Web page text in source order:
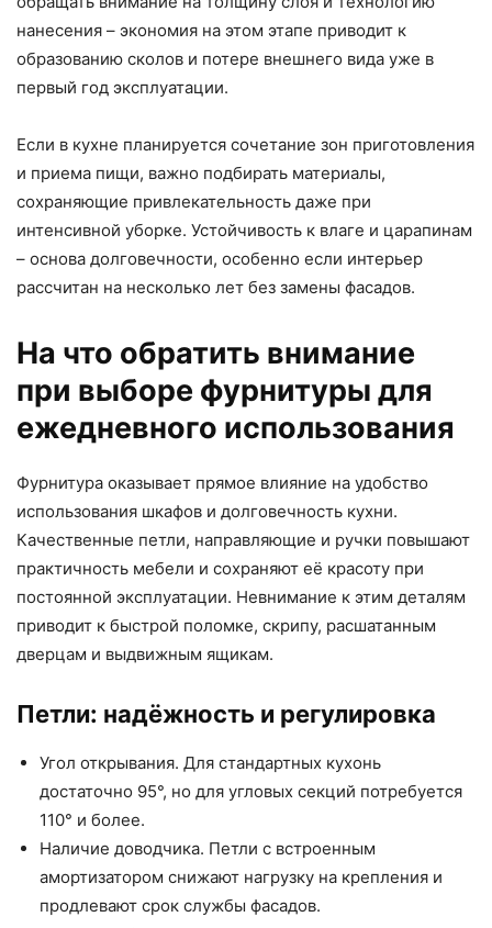
нанесения – экономия на этом этапе приводит к
образованию сколов и потере внешнего вида уже в
первый год эксплуатации.
Если в кухне планируется сочетание зон приготовления
и приема пищи, важно подбирать материалы,
сохраняющие привлекательность даже при
интенсивной уборке. Устойчивость к влаге и царапинам
– основа долговечности, особенно если интерьер
рассчитан на несколько лет без замены фасадов.
На что обратить внимание
при выборе фурнитуры для
ежедневного использования
Фурнитура оказывает прямое влияние на удобство
использования шкафов и долговечность кухни.
Качественные петли, направляющие и ручки повышают
практичность мебели и сохраняют её красоту при
постоянной эксплуатации. Невнимание к этим деталям
приводит к быстрой поломке, скрипу, расшатанным
дверцам и выдвижным ящикам.
Петли: надёжность и регулировка
Угол открывания. Для стандартных кухонь
достаточно 95°, но для угловых секций потребуется
110° и более.
Наличие доводчика. Петли с встроенным
амортизатором снижают нагрузку на крепления и
продлевают срок службы фасадов.